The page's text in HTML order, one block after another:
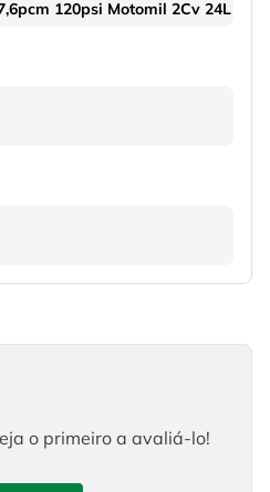
120psi Motomil 2Cv 24L
o primeiro a avaliá-lo!